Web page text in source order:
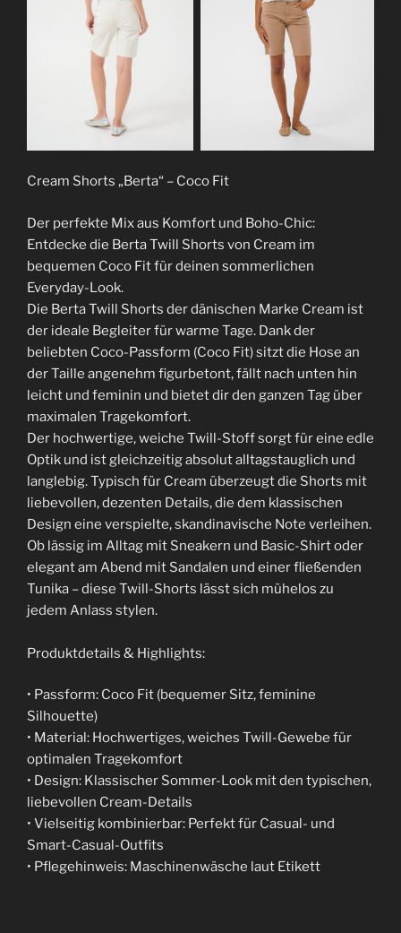
Cream Shorts „Berta“ – Coco Fit
Der perfekte Mix aus Komfort und Boho-Chic:
Entdecke die Berta Twill Shorts von Cream im
bequemen Coco Fit für deinen sommerlichen
Everyday-Look.
Die Berta Twill Shorts der dänischen Marke Cream ist
der ideale Begleiter für warme Tage. Dank der
beliebten Coco-Passform (Coco Fit) sitzt die Hose an
der Taille angenehm figurbetont, fällt nach unten hin
leicht und feminin und bietet dir den ganzen Tag über
maximalen Tragekomfort.
Der hochwertige, weiche Twill-Stoff sorgt für eine edle
Optik und ist gleichzeitig absolut alltagstauglich und
langlebig. Typisch für Cream überzeugt die Shorts mit
liebevollen, dezenten Details, die dem klassischen
Design eine verspielte, skandinavische Note verleihen.
Ob lässig im Alltag mit Sneakern und Basic-Shirt oder
elegant am Abend mit Sandalen und einer fließenden
Tunika – diese Twill-Shorts lässt sich mühelos zu
jedem Anlass stylen.
Produktdetails & Highlights:
• Passform: Coco Fit (bequemer Sitz, feminine
Silhouette)
• Material: Hochwertiges, weiches Twill-Gewebe für
optimalen Tragekomfort
• Design: Klassischer Sommer-Look mit den typischen,
liebevollen Cream-Details
• Vielseitig kombinierbar: Perfekt für Casual- und
Smart-Casual-Outfits
• Pflegehinweis: Maschinenwäsche laut Etikett